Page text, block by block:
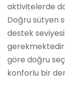
aktivitelerde
Doğru sütyen
destek
göre doğru
konforlu bir